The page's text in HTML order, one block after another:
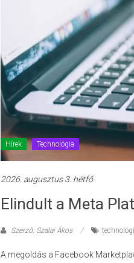
Hírek Technológia
2026. augusztus 3. hétfő
Elindult a Meta
Szerző: Szalai Ákos
A megoldás a Facebook